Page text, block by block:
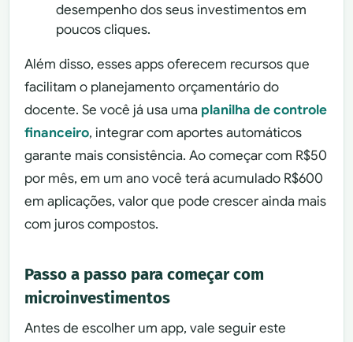
desempenho dos seus investimentos em
poucos cliques.
Além disso, esses apps oferecem recursos que
facilitam o planejamento orçamentário do
docente. Se você já usa uma planilha de controle
financeiro, integrar com aportes automáticos
garante mais consistência. Ao começar com R$50
por mês, em um ano você terá acumulado R$600
em aplicações, valor que pode crescer ainda mais
com juros compostos.
Passo a passo para começar com
microinvestimentos
Antes de escolher um app, vale seguir este